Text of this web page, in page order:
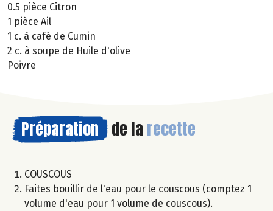
0.5 pièce Citron
1 pièce Ail
1 c. à café de Cumin
2 c. à soupe de Huile d'olive
Poivre
Préparation de la recette
COUSCOUS
Faites bouillir de l'eau pour le couscous (comptez 1
volume d'eau pour 1 volume de couscous).